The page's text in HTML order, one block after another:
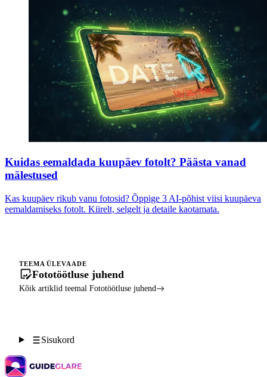
Kuidas eemaldada kuupäev fotolt? Päästa vanad
mälestused
Kas kuupäev rikub vanu fotosid? Õppige 3 AI-põhist viisi kuupäeva
eemaldamiseks fotolt. Kiirelt, selgelt ja detaile kaotamata.
TEEMA ÜLEVAADE
Fototöötluse juhend
Kõik artiklid teemal Fototöötluse juhend
Sisukord